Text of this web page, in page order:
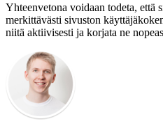
Yhteenvetona voidaan todeta, että
merkittävästi sivuston
niitä aktiivisesti ja korjata ne